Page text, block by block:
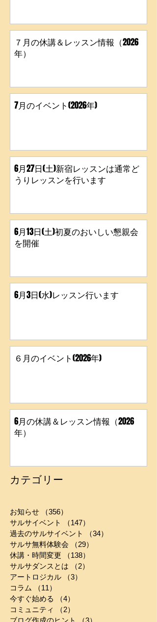
７月の休講＆レッスン情報（2026
6月27日(土)新宿レッスンは通常ど
6月13日(土)初夏のおいしい懇親会
6月の休講＆レッスン情報（2026
お知らせ （356） 356件の記事
サルサイベント （147）
過去のサルサイベント
サルサ無料体験会
（29）
休講・時間変更
（138）
サルサダンスとは
アートロジカル （3）
コラム （11）
11件の記事
今すぐ始める （4） 4件の記事